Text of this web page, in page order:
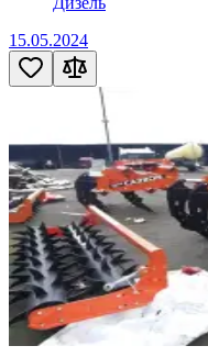
15.05.2024